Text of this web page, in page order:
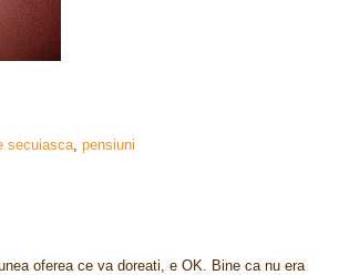
secuiasca, pensiuni
oferea ce va doreati, e OK. Bine ca nu era